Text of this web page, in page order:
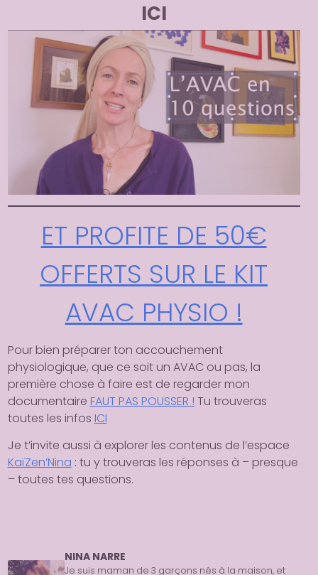
ICI
ET PROFITE DE 50€
OFFERTS SUR LE KIT
AVAC PHYSIO !
Pour bien préparer ton accouchement
physiologique, que ce soit un AVAC ou pas, la
première chose à faire est de regarder mon
documentaire FAUT PAS POUSSER ! Tu trouveras
toutes les infos ICI
Je t’invite aussi à explorer les contenus de l’espace
KaïZen’Nina : tu y trouveras les réponses à – presque
– toutes tes questions.
NINA NARRE
Je suis maman de 3 garçons nés à la maison, et